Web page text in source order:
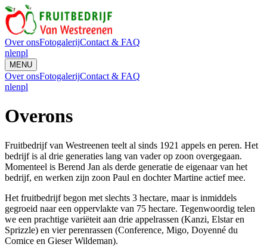
Over onsFotogalerijContact & FAQ
nlenpl
MENU
Over onsFotogalerijContact & FAQ
nlenpl
Overons
Fruitbedrijf van Westreenen teelt al sinds 1921 appels en peren. Het
bedrijf is al drie generaties lang van vader op zoon overgegaan.
Momenteel is Berend Jan als derde generatie de eigenaar van het
bedrijf, en werken zijn zoon Paul en dochter Martine actief mee.
Het fruitbedrijf begon met slechts 3 hectare, maar is inmiddels
gegroeid naar een oppervlakte van 75 hectare. Tegenwoordig telen
we een prachtige variëteit aan drie appelrassen (Kanzi, Elstar en
Sprizzle) en vier perenrassen (Conference, Migo, Doyenné du
Comice en Gieser Wildeman).